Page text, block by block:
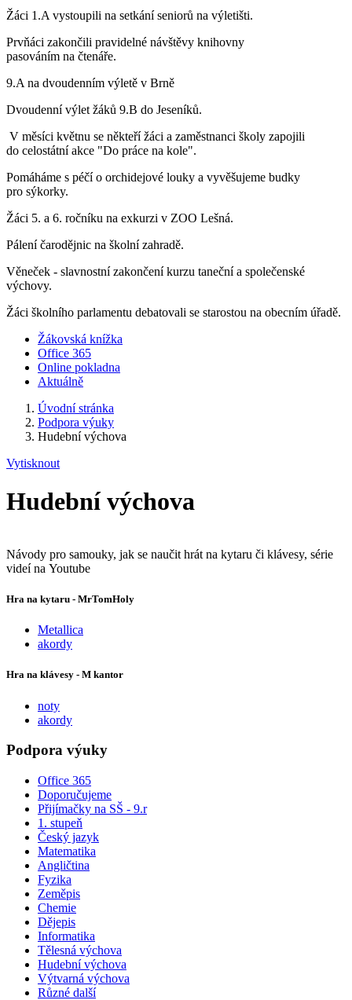
Žáci 1.A vystoupili na setkání seniorů na výletišti.
Prvňáci zakončili pravidelné návštěvy knihovny
pasováním na čtenáře.
9.A na dvoudenním výletě v Brně
Dvoudenní výlet žáků 9.B do Jeseníků.
V měsíci květnu se někteří žáci a zaměstnanci školy zapojili
do celostátní akce "Do práce na kole".
Pomáháme s péčí o orchidejové louky a vyvěšujeme budky
pro sýkorky.
Žáci 5. a 6. ročníku na exkurzi v ZOO Lešná.
Pálení čarodějnic na školní zahradě.
Věneček - slavnostní zakončení kurzu taneční a společenské
výchovy.
Žáci školního parlamentu debatovali se starostou na obecním úřadě.
Žákovská knížka
Office 365
Online pokladna
Aktuálně
Úvodní stránka
Podpora výuky
Hudební výchova
Vytisknout
Hudební výchova
Návody pro samouky, jak se naučit hrát na kytaru či klávesy, série
videí na Youtube
Hra na kytaru - MrTomHoly
Metallica
akordy
Hra na klávesy - M kantor
noty
akordy
Podpora výuky
Office 365
Doporučujeme
Přijímačky na SŠ - 9.r
1. stupeň
Český jazyk
Matematika
Angličtina
Fyzika
Zeměpis
Chemie
Dějepis
Informatika
Tělesná výchova
Hudební výchova
Výtvarná výchova
Různé další